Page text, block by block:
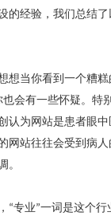
的经验，我们总结了
想当你看到一个糟
会有一些怀疑。特
认为网站是患者眼中
网站往往会受到病
。
“专业”一词是这个行